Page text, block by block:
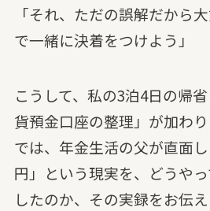
「それ、ただの誤解だから
で一緒に決着をつけよう」
こうして、私の3泊4日の帰
貨預金口座の整理」が加わ
では、年金生活の父が直面
円」という現実を、どうや
したのか、その実録をお伝え